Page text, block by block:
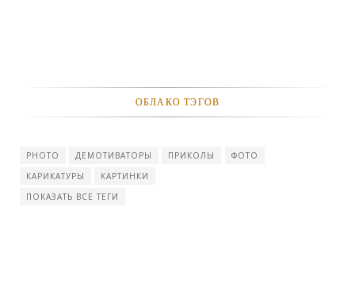
ОБЛАКО ТЭГОВ
PHOTO ДЕМОТИВАТОРЫ ПРИКОЛЫ
ФОТО
КАРИКАТУРЫ
КАРТИНКИ
ПОКАЗАТЬ ВСЕ ТЕГИ